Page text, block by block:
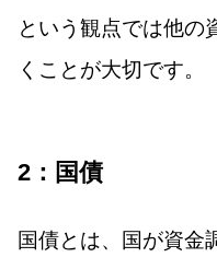
という観点では他の
くことが大切です。
2：国債
国債とは、国が資金